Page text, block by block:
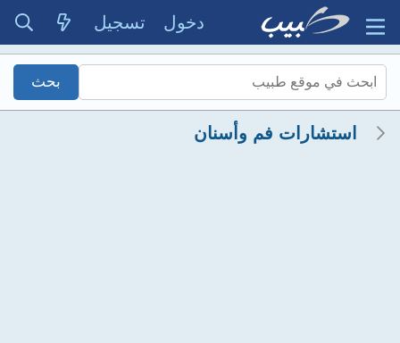
دخول تسجيل
استشارات فم وأسنان